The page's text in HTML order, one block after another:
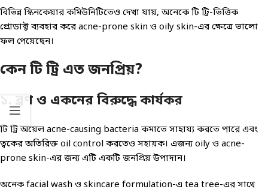
বিভিন্ন স্কিনকেয়ার কমিউনিটিতেও দেখা যায়, অনেকে টি ট্রি-ভিত্তিক
প্রোডাক্ট ব্যবহার করে acne-prone skin ও oily skin-এর ক্ষেত্রে ভালো
ফল পেয়েছেন।
কেন টি ট্রি এত জনপ্রিয়?
১. ব্রণ ও একনের বিরুদ্ধে কার্যকর
টি ট্রি অয়েল acne-causing bacteria কমাতে সাহায্য করতে পারে এবং
ত্বকের অতিরিক্ত oil control করতেও সহায়ক। এজন্য oily ও acne-
prone skin-এর জন্য এটি একটি জনপ্রিয় উপাদান।
অনেক facial wash ও skincare formulation-এ tea tree-এর সাথে